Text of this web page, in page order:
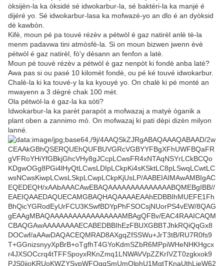
òksijèn-la ka òksidé sé idwokarbur-la, sé baktéri-la ka manjé é
dijéré yo. Sé idwokarbur-lasa ka mofwazé-yo an dlo é an dyòksid
dè kawbòn.
Kifè, moun pé pa touvé rézèv a pétwòl é gaz natirèl anlè tè-la
menm padavwa tini atmòsfè-la. Si on moun bizwen jwenn èvè
pétwòl é gaz natirèl, fò'y désann an fenfon a latè.
Moun pé touvé rézèv a pétwòl é gaz nenpòt ki fondè anba latè?
Awa pas si ou pasé 10 kilomèt fondè, ou pé ké touvé idwokarbur.
Chalè-la ki ka touvé-y la ka kyouyé yo. On chalè ki pé monté an
mwayenn a 3 dègré chak 100 mèt.
Ola pétwòl-la é gaz-la ka sòti?
Idwokarbur-la ka parèt parapòt a mofwazaj a matyè òganik a
plant oben a zannimo mò. On mofwazaj ki pati dèpi dizèn milyon
lanné.